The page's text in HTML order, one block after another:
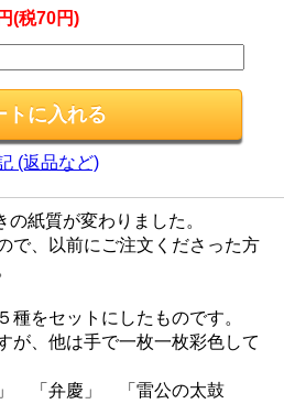
(税70円)
(返品など)
紙質が変わりました。
で、以前にご注文くださった方
をセットにしたものです。
が、他は手で一枚一枚彩色して
「弁慶」 「雷公の太鼓